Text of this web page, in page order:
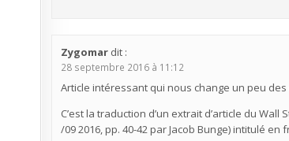
Zygomar dit :
28 septembre 2016 à 11:12
Article intéressant qui nous change un peu
C’est la traduction d’un extrait d’article du
/09 2016, pp. 40-42 par Jacob Bunge) intitulé